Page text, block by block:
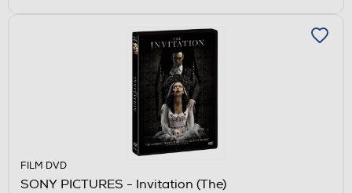
FILM DVD
SONY PICTURES - Invitation (The)